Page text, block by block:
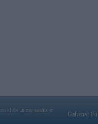
klubs un nav saistīts ar
Galvena